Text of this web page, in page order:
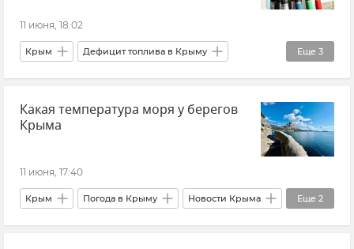
11 июня, 18:02
Еще 3
Крым Дефицит топлива в Крыму
Топливо в Крыму Владимир Константинов
Государственный совет РК (Госсовет)
Какая температура моря у берегов
Крыма
11 июня, 17:40
Еще 2
Крым Погода в Крыму Новости Крыма
Татьяна Любецкая